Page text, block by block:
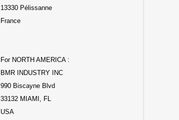
13330 Pélissanne
France
For NORTH AMERICA :
BMR INDUSTRY INC
990 Biscayne Blvd
33132 MIAMI, FL
USA